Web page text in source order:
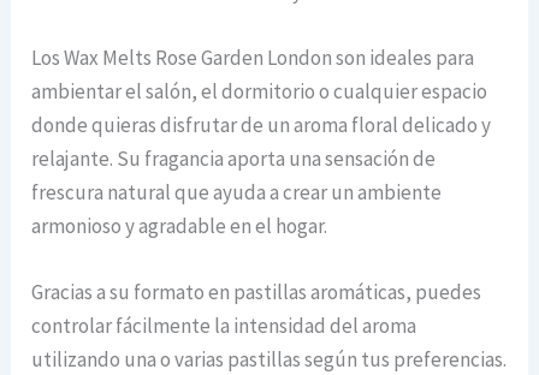
Los Wax Melts Rose Garden London son ideales para
ambientar el salón, el dormitorio o cualquier espacio
donde quieras disfrutar de un aroma floral delicado y
relajante. Su fragancia aporta una sensación de
frescura natural que ayuda a crear un ambiente
armonioso y agradable en el hogar.
Gracias a su formato en pastillas aromáticas, puedes
controlar fácilmente la intensidad del aroma
utilizando una o varias pastillas según tus preferencias.